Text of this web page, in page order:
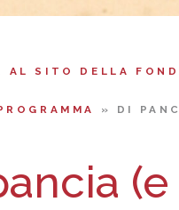
AL SITO DELLA
» DI